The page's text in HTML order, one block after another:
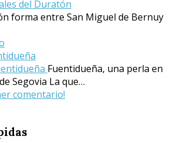
forma entre San Miguel de Bernuy
Fuentidueña, una perla en
Segovia La que…
comentario!